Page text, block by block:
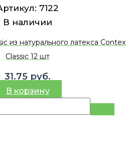
7122
В наличии
из натурального латекса Contex
Classic 12 шт
31.75 руб.
В корзину